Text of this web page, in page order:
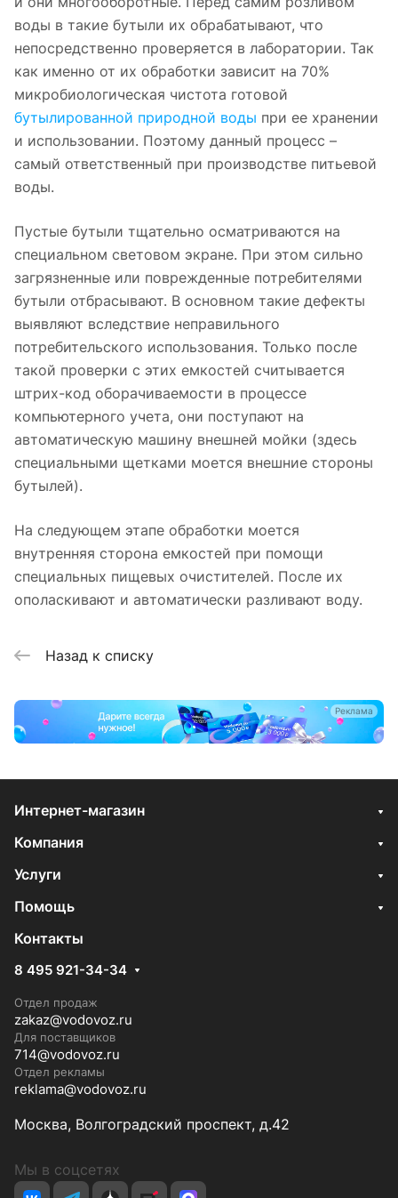
воды в такие бутыли их обрабатывают, что
непосредственно проверяется в лаборатории. Так
как именно от их обработки зависит на 70%
микробиологическая чистота готовой
бутылированной природной воды при ее хранении
и использовании. Поэтому данный процесс –
самый ответственный при производстве питьевой
воды.
Пустые бутыли тщательно осматриваются на
специальном световом экране. При этом сильно
загрязненные или поврежденные потребителями
бутыли отбрасывают. В основном такие дефекты
выявляют вследствие неправильного
потребительского использования. Только после
такой проверки с этих емкостей считывается
штрих-код оборачиваемости в процессе
компьютерного учета, они поступают на
автоматическую машину внешней мойки (здесь
специальными щетками моется внешние стороны
бутылей).
На следующем этапе обработки моется
внутренняя сторона емкостей при помощи
специальных пищевых очистителей. После их
ополаскивают и автоматически разливают воду.
Назад к списку
Реклама
Интернет-магазин
Компания
Услуги
Помощь
Контакты
8 495 921-34-34
Отдел продаж
zakaz@vodovoz.ru
Для поставщиков
714@vodovoz.ru
Отдел рекламы
reklama@vodovoz.ru
Москва, Волгоградский проспект, д.42
Мы в соцсетях